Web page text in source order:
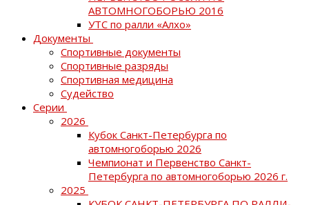
АВТОМНОГОБОРЬЮ 2016
УТС по ралли «Алхо»
Документы
Спортивные документы
Спортивные разряды
Спортивная медицина
Судейство
Серии
2026
Кубок Санкт-Петербурга по
автомногоборью 2026
Чемпионат и Первенство Санкт-
Петербурга по автомногоборью 2026 г.
2025